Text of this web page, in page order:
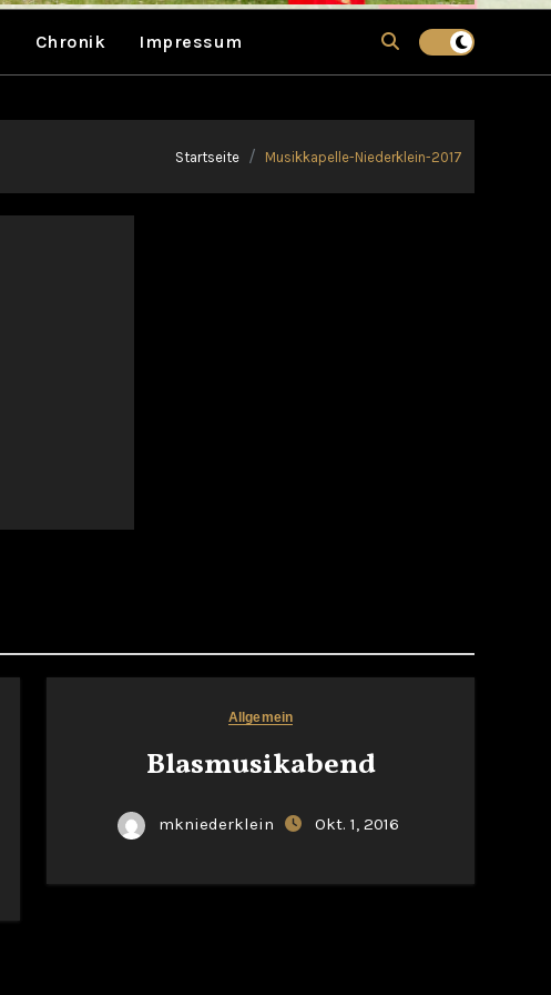
Chronik Impressum
Startseite Musikkapelle-Niederklein-2017
Allgemein
Blasmusikabend
mkniederklein Okt. 1, 2016